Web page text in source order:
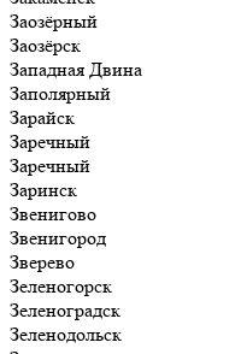
Заозёрный
Заозёрск
Западная Двина
Заполярный
Зарайск
Заречный
Заречный
Заринск
Звенигово
Звенигород
Зверево
Зеленогорск
Зеленоградск
Зеленодольск